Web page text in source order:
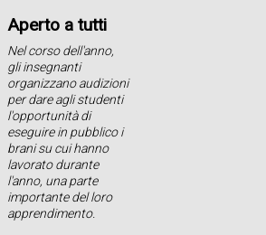
Aperto a tutti
Nel corso dell'anno,
gli insegnanti
organizzano audizioni
per dare agli studenti
l'opportunità di
eseguire in pubblico i
brani su cui hanno
lavorato durante
l'anno, una parte
importante del loro
apprendimento.